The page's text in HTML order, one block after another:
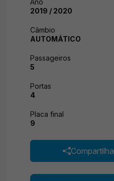
Ano
2019 / 2020
Câmbio
AUTOMÁTICO
Passageiros
5
Portas
4
Placa final
9